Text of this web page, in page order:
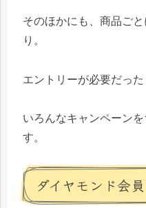
そのほかにも、商品ご
り。
エントリーが必要だった
いろんなキャンペーン
す。
ダイヤモンド会